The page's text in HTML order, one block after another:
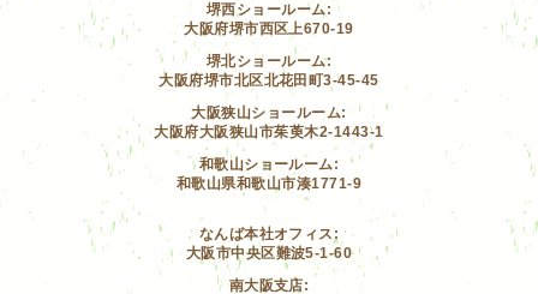
堺西ショールーム:
大阪府堺市西区上670-19
堺北ショールーム:
大阪府堺市北区北花田町3-45-45
大阪狭山ショールーム:
大阪府大阪狭山市茱萸木2-1443-1
和歌山ショールーム:
和歌山県和歌山市湊1771-9
なんば本社オフィス:
大阪市中央区難波5-1-60
南大阪支店: